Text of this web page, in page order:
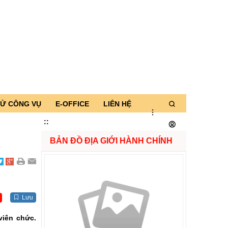
CÔNG VỤ E-OFFICE LIÊN HỆ
::
Lưu
chức.
BẢN ĐỒ ĐỊA GIỚI HÀNH CHÍNH